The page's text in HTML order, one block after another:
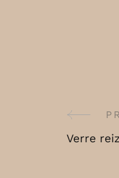
Post
Verre